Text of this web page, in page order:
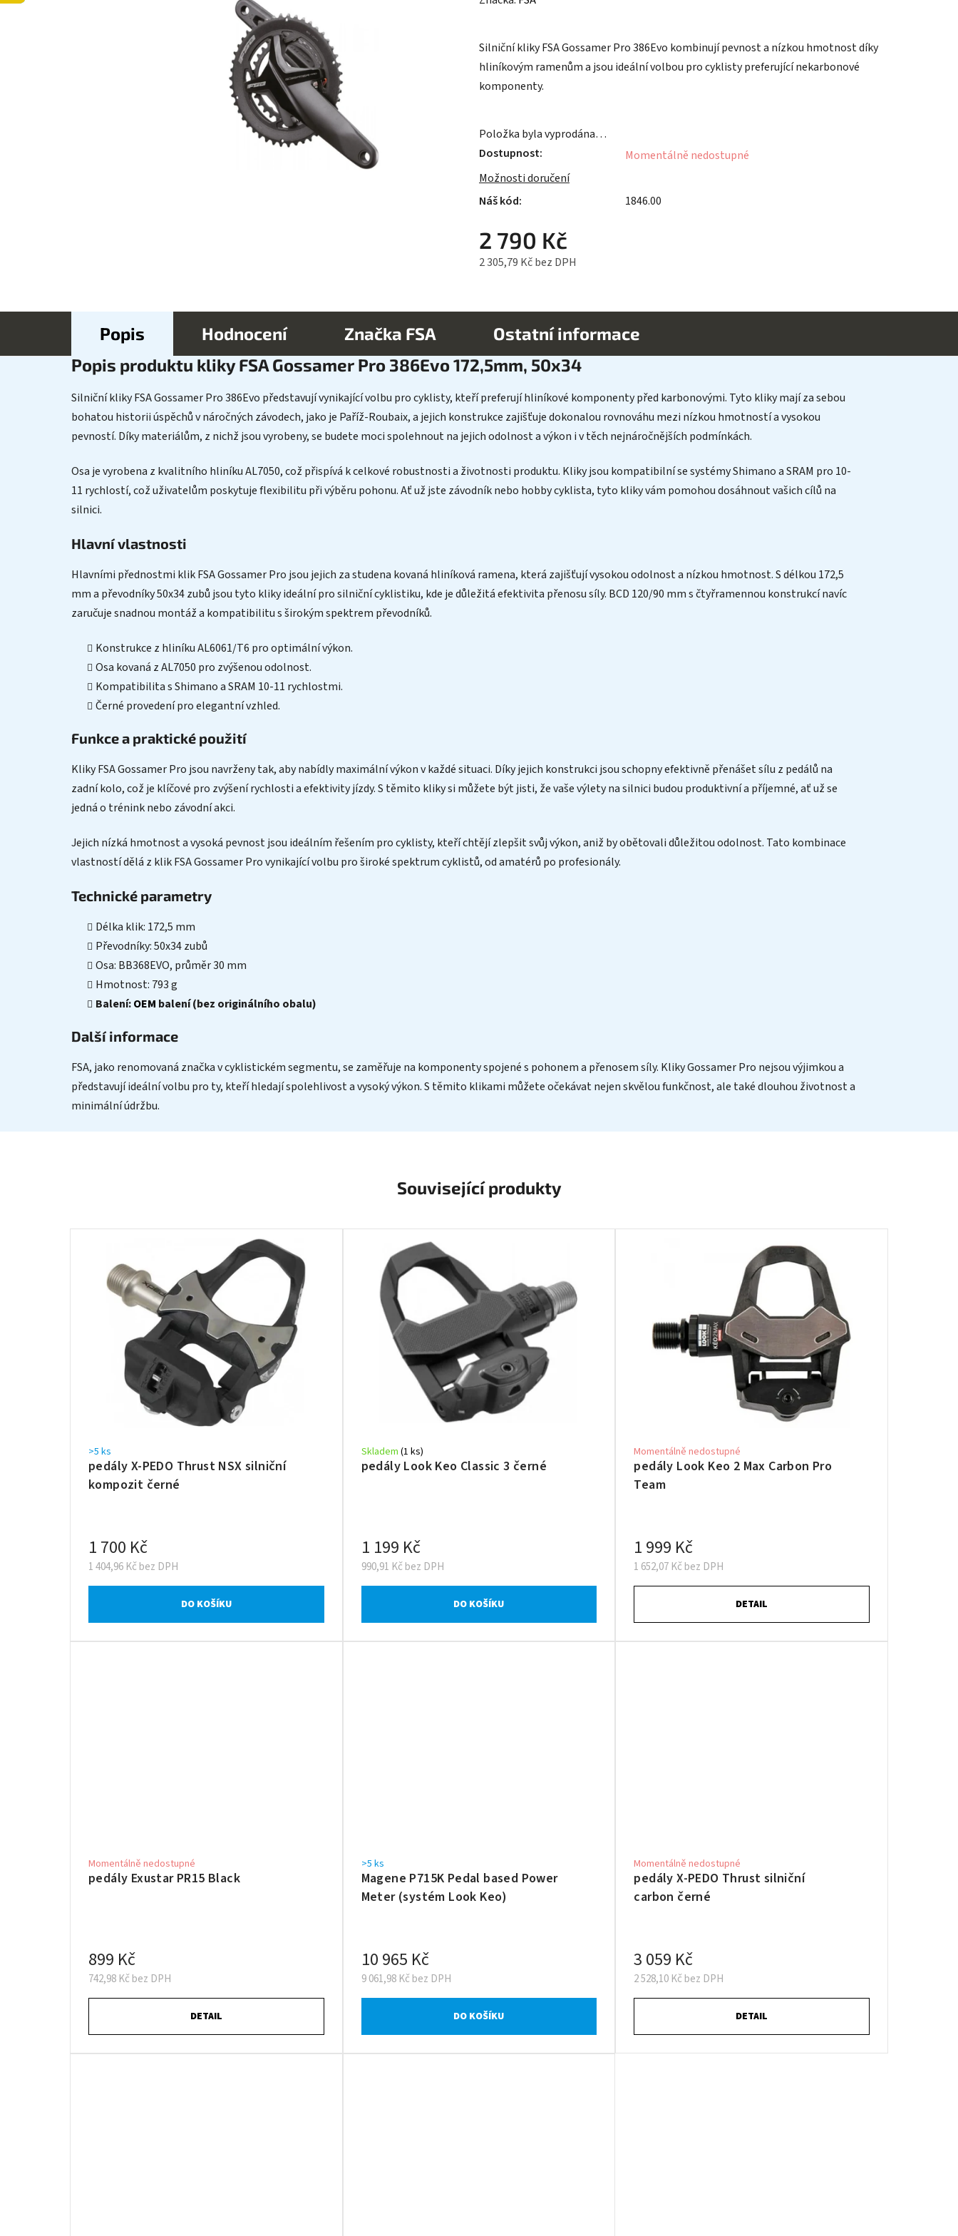
Silniční kliky FSA Gossamer Pro 386Evo kombinují pevnost a nízkou hmotnost díky
hliníkovým ramenům a jsou ideální volbou pro cyklisty preferující nekarbonové
komponenty.
Položka byla vyprodána…
Dostupnost
Momentálně nedostupné
Možnosti doručení
1846.00
2 790 Kč
2 305,79 Kč bez DPH
Popis Hodnocení Značka FSA
Ostatní informace
Popis produktu kliky FSA Gossamer Pro 386Evo 172,5mm, 50x34
Silniční kliky FSA Gossamer Pro 386Evo představují vynikající volbu pro cyklisty, kteří preferují hliníkové komponenty před karbonovými. Tyto kliky mají za sebou
bohatou historii úspěchů v náročných závodech, jako je Paříž-Roubaix, a jejich konstrukce zajišťuje dokonalou rovnováhu mezi nízkou hmotností a vysokou
pevností. Díky materiálům, z nichž jsou vyrobeny, se budete moci spolehnout na jejich odolnost a výkon i v těch nejnáročnějších podmínkách.
Osa je vyrobena z kvalitního hliníku AL7050, což přispívá k celkové robustnosti a životnosti produktu. Kliky jsou kompatibilní se systémy Shimano a SRAM pro 10-
11 rychlostí, což uživatelům poskytuje flexibilitu při výběru pohonu. Ať už jste závodník nebo hobby cyklista, tyto kliky vám pomohou dosáhnout vašich cílů na
silnici.
Hlavní vlastnosti
Hlavními přednostmi klik FSA Gossamer Pro jsou jejich za studena kovaná hliníková ramena, která zajišťují vysokou odolnost a nízkou hmotnost. S délkou 172,5
mm a převodníky 50x34 zubů jsou tyto kliky ideální pro silniční cyklistiku, kde je důležitá efektivita přenosu síly. BCD 120/90 mm s čtyřramennou konstrukcí navíc
zaručuje snadnou montáž a kompatibilitu s širokým spektrem převodníků.
Konstrukce z hliníku AL6061/T6 pro optimální výkon.
Osa kovaná z AL7050 pro zvýšenou odolnost.
Kompatibilita s Shimano a SRAM 10-11 rychlostmi.
Černé provedení pro elegantní vzhled.
Funkce a praktické použití
Kliky FSA Gossamer Pro jsou navrženy tak, aby nabídly maximální výkon v každé situaci. Díky jejich konstrukci jsou schopny efektivně přenášet sílu z pedálů na
zadní kolo, což je klíčové pro zvýšení rychlosti a efektivity jízdy. S těmito kliky si můžete být jisti, že vaše výlety na silnici budou produktivní a příjemné, ať už se
jedná o trénink nebo závodní akci.
Jejich nízká hmotnost a vysoká pevnost jsou ideálním řešením pro cyklisty, kteří chtějí zlepšit svůj výkon, aniž by obětovali důležitou odolnost. Tato kombinace
vlastností dělá z klik FSA Gossamer Pro vynikající volbu pro široké spektrum cyklistů, od amatérů po profesionály.
Technické parametry
Délka klik: 172,5 mm
Převodníky: 50x34 zubů
Osa: BB368EVO, průměr 30 mm
Hmotnost: 793 g
Balení:OEM balení (bez originálního obalu)
Další informace
FSA, jako renomovaná značka v cyklistickém segmentu, se zaměřuje na komponenty spojené s pohonem a přenosem síly. Kliky Gossamer Pro nejsou výjimkou a
představují ideální volbu pro ty, kteří hledají spolehlivost a vysoký výkon. S těmito klikami můžete očekávat nejen skvělou funkčnost, ale také dlouhou životnost a
minimální údržbu.
Související produkty
pedály X-PEDO Thrust NSX silniční
kompozit černé
>5 ks
1 404,96 Kč bez DPH
1 700 Kč
DO KOŠÍKU
pedály Look Keo Classic 3 černé
Skladem (1 ks)
990,91 Kč bez DPH
1 199 Kč
DO KOŠÍKU
pedály Look Keo 2 Max Carbon Pro
Team
Momentálně nedostupné
1 652,07 Kč bez DPH
1 999 Kč
DETAIL
pedály Exustar PR15 Black
Momentálně nedostupné
742,98 Kč bez DPH
899 Kč
DETAIL
Magene P715K Pedal based Power
Meter (systém Look Keo)
>5 ks
9 061,98 Kč bez DPH
10 965 Kč
DO KOŠÍKU
pedály X-PEDO Thrust silniční
carbon černé
Momentálně nedostupné
2 528,10 Kč bez DPH
3 059 Kč
DETAIL